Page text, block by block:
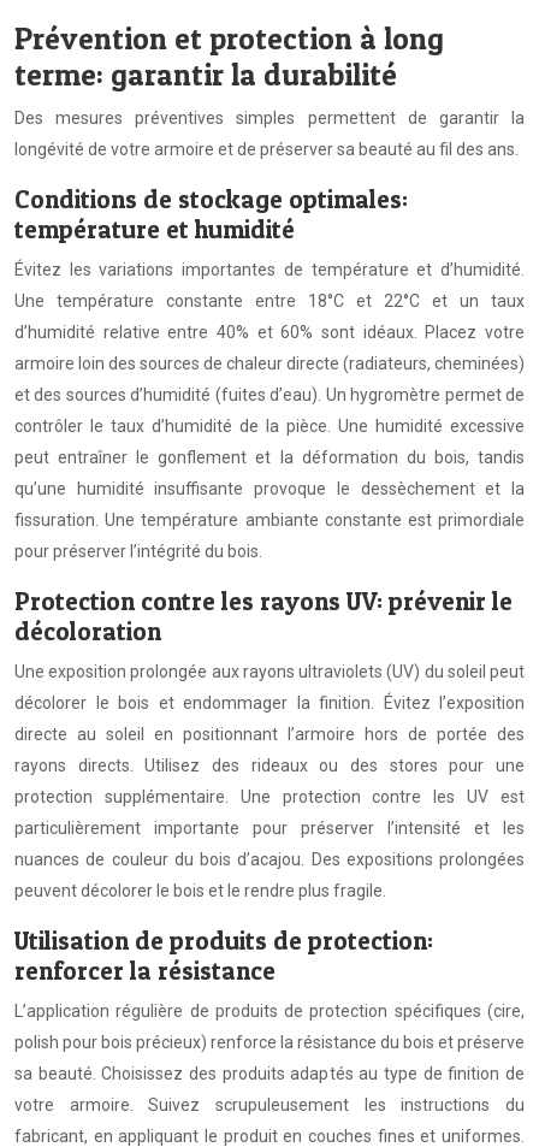
Prévention et protection à long
terme: garantir la durabilité
Des mesures préventives simples permettent de garantir la
longévité de votre armoire et de préserver sa beauté au fil des ans.
Conditions de stockage optimales:
température et humidité
Évitez les variations importantes de température et d’humidité.
Une température constante entre 18°C et 22°C et un taux
d’humidité relative entre 40% et 60% sont idéaux. Placez votre
armoire loin des sources de chaleur directe (radiateurs, cheminées)
et des sources d’humidité (fuites d’eau). Un hygromètre permet de
contrôler le taux d’humidité de la pièce. Une humidité excessive
peut entraîner le gonflement et la déformation du bois, tandis
qu’une humidité insuffisante provoque le dessèchement et la
fissuration. Une température ambiante constante est primordiale
pour préserver l’intégrité du bois.
Protection contre les rayons UV: prévenir le
décoloration
Une exposition prolongée aux rayons ultraviolets (UV) du soleil peut
décolorer le bois et endommager la finition. Évitez l’exposition
directe au soleil en positionnant l’armoire hors de portée des
rayons directs. Utilisez des rideaux ou des stores pour une
protection supplémentaire. Une protection contre les UV est
particulièrement importante pour préserver l’intensité et les
nuances de couleur du bois d’acajou. Des expositions prolongées
peuvent décolorer le bois et le rendre plus fragile.
Utilisation de produits de protection:
renforcer la résistance
L’application régulière de produits de protection spécifiques (cire,
polish pour bois précieux) renforce la résistance du bois et préserve
sa beauté. Choisissez des produits adaptés au type de finition de
votre armoire. Suivez scrupuleusement les instructions du
fabricant, en appliquant le produit en couches fines et uniformes.